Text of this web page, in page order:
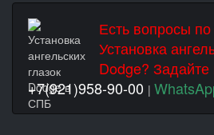
Есть вопросы по
Установка
Dodge?
+7(921)958-90-00 |